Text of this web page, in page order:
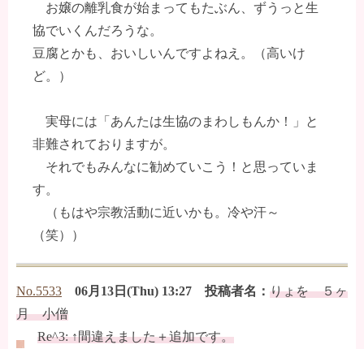
お嬢の離乳食が始まってもたぶん、ずうっと生
協でいくんだろうな。
豆腐とかも、おいしいんですよねえ。（高いけ
ど。）
実母には「あんたは生協のまわしもんか！」と
非難されておりますが。
それでもみんなに勧めていこう！と思っていま
す。
（もはや宗教活動に近いかも。冷や汗～
（笑））
No.5533 06月13日(Thu) 13:27 投稿者名： りょを ５ヶ
月 小僧
Re^3: ↑間違えました＋追加です。